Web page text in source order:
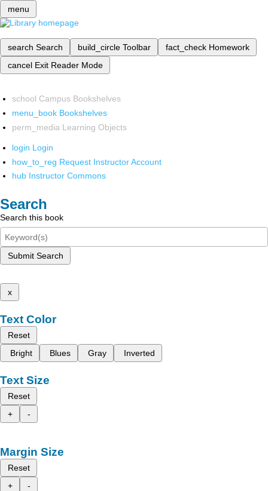
menu
search Search build_circle Toolbar fact_check Homework
cancel Exit Reader Mode
school Campus Bookshelves
menu_book Bookshelves
perm_media Learning Objects
login Login
how_to_reg Request Instructor Account
hub Instructor Commons
Search
Search this book
Submit Search
x
Text Color
Reset
Bright
Blues Gray Inverted
Text Size
Reset
+
-
Margin Size
Reset
+
-